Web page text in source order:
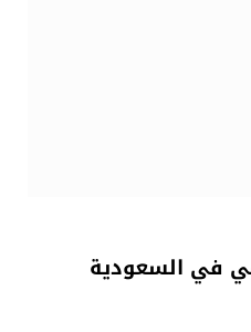
في السعودية